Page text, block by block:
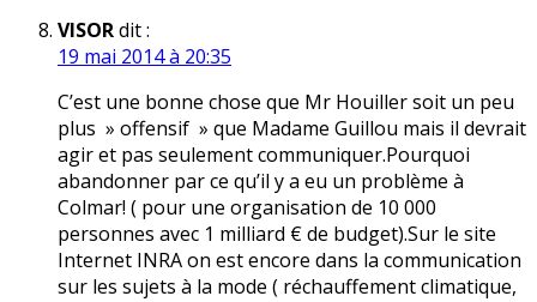
VISORdit :
19 mai 2014 à 20:35
C’est une bonne chose que Mr Houiller soit un peu
plus » offensif » que Madame Guillou mais il devrait
agir et pas seulement communiquer.Pourquoi
abandonner par ce qu’il y a eu un problème à
Colmar! ( pour une organisation de 10 000
personnes avec 1 milliard € de budget).Sur le site
Internet INRA on est encore dans la communication
sur les sujets à la mode ( réchauffement climatique,